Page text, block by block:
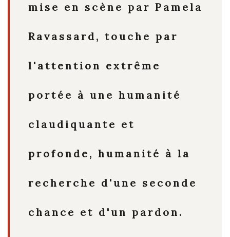
mise en scène par Pamela
Ravassard, touche par
l'attention extrême
portée à une humanité
claudiquante et
profonde, humanité à la
recherche d'une seconde
chance et d'un pardon.